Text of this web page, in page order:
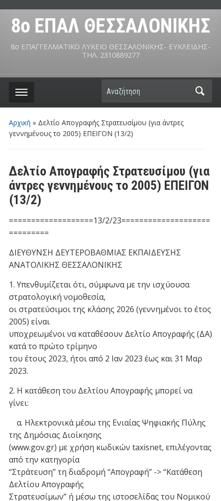
8ο ΕΠΑΛ ΘΕΣΣΑΛΟΝΙΚΗΣ
8ο ΕΠΑΓΓΕΛΜΑΤΙΚΟ ΛΥΚΕΙΟ ΘΕΣΣΑΛΟΝΙΚΗΣ- ΕΥΚΛΕΙΔΗΣ-
ΤΗΛ. 2310889277
Αναζήτηση
Αρχική » Δελτίο Απογραφής Στρατευσίμου (για άντρες
γεννημένους το 2005) ΕΠΕΙΓΟΝ (13/2)
Δελτίο Απογραφής Στρατευσίμου (για
άντρες γεννημένους το 2005) ΕΠΕΙΓΟΝ
(13/2)
===================13/2/23====================
=========
ΔΙΕΥΘΥΝΣΗ ΔΕΥΤΕΡΟΒΑΘΜΙΑΣ ΕΚΠΑΙΔΕΥΣΗΣ
ΑΝΑΤΟΛΙΚΗΣ ΘΕΣΣΑΛΟΝΙΚΗΣ
1. Υπενθυμίζεται ότι, σύμφωνα με την ισχύουσα
στρατολογική νομοθεσία,
οι στρατεύσιμοι της κλάσης 2026 (γεννημένοι το έτος
2005) είναι
υποχρεωμένοι να καταθέσουν Δελτίο Απογραφής (ΔΑ)
κατά το πρώτο τρίμηνο
του έτους 2023, ήτοι από 2 Ιαν 2023 έως και 31 Μαρ
2023.
2. Η κατάθεση του Δελτίου Απογραφής μπορεί να
γίνει:
α. Ηλεκτρονικά μέσω της Ενιαίας Ψηφιακής Πύλης
της Δημόσιας Διοίκησης
(www.gov.gr) με χρήση κωδικών taxisnet, επιλέγοντας
από την κατηγορία
“Στράτευση” τη διαδρομή “Απογραφή” -> “Κατάθεση
Δελτίου Απογραφής
Στρατευσίμων” ή μέσω της ιστοσελίδας του Νομικού